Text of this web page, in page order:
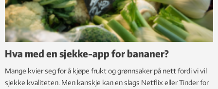
Hva med en sjekke-app for bananer?
Mange kvier seg for å kjøpe frukt og grønnsaker på nett fordi vi vil
sjekke kvaliteten. Men kanskje kan en slags Netflix eller Tinder for